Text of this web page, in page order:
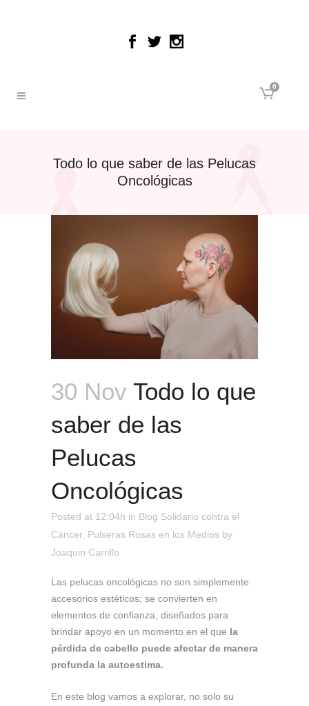
0
Todo lo que saber de las Pelucas
Oncológicas
30 Nov Todo lo que
saber de las
Pelucas
Oncológicas
Posted at 12:04h in Blog Solidario contra el
Cáncer, Pulseras Rosas en los Medios by
Joaquin Carrillo
Las pelucas oncológicas no son simplemente
accesorios estéticos; se convierten en
elementos de confianza, diseñados para
brindar apoyo en un momento en el que la
pérdida de cabello puede afectar de manera
profunda la autoestima.
En este blog vamos a explorar, no solo su